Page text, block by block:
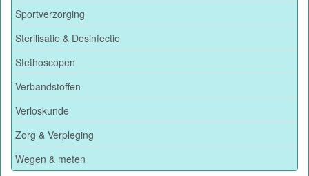
Sportverzorging
Sterilisatie & Desinfectie
Stethoscopen
Verbandstoffen
Verloskunde
Zorg & Verpleging
Wegen & meten